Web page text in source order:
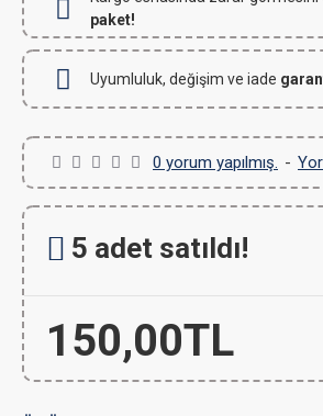
paket!
Uyumluluk, değişim ve iade
0 yorum yapılmış. -
150,00TL
5 adet satıldı!